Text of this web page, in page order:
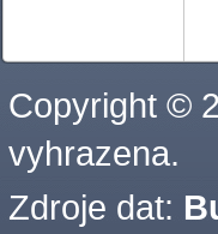
Copyright ©
vyhrazena.
Zdroje dat: